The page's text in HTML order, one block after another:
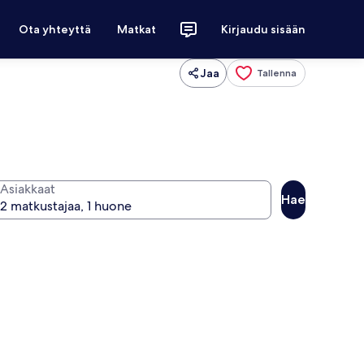
Ota yhteyttä Matkat Kirjaudu sisään
Jaa Tallenna
Asiakkaat
Hae